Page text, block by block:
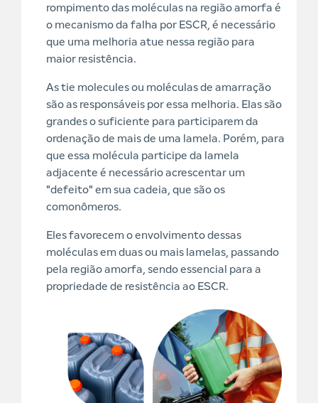
rompimento das moléculas na região amorfa é
o mecanismo da falha por ESCR, é necessário
que uma melhoria atue nessa região para
maior resistência.
As tie molecules ou moléculas de amarração
são as responsáveis por essa melhoria. Elas são
grandes o suficiente para participarem da
ordenação de mais de uma lamela. Porém, para
que essa molécula participe da lamela
adjacente é necessário acrescentar um
"defeito" em sua cadeia, que são os
comonômeros.
Eles favorecem o envolvimento dessas
moléculas em duas ou mais lamelas, passando
pela região amorfa, sendo essencial para a
propriedade de resistência ao ESCR.